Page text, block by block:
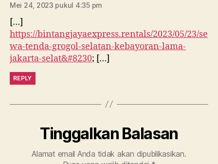
Mei 24, 2023 pukul 4:35 pm
[…]
https://bintangjayaexpress.rentals/2023/05/23/se
wa-tenda-grogol-selatan-kebayoran-lama-
jakarta-selat&#8230; […]
REPLY
Tinggalkan Balasan
Alamat email Anda tidak akan dipublikasikan.